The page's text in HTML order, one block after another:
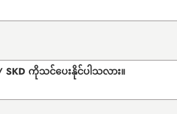
SKD ကိုသင်ပေးနိုင်ပါသလား။